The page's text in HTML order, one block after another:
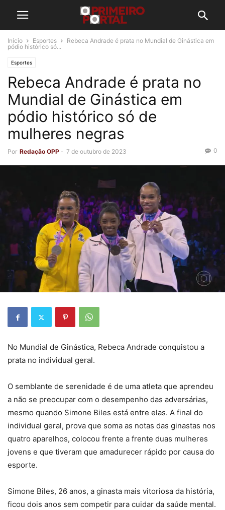
Início Esportes
Rebeca Andrade é prata no Mundial de Ginástica em
pódio histórico só...
Esportes
Rebeca Andrade é prata no
Mundial de Ginástica em
pódio histórico só de
mulheres negras
Por Redação OPP - 7 de outubro de 2023 0
No Mundial de Ginástica, Rebeca Andrade conquistou a
prata no individual geral.
O semblante de serenidade é de uma atleta que aprendeu
a não se preocupar com o desempenho das adversárias,
mesmo quando Simone Biles está entre elas. A final do
individual geral, prova que soma as notas das ginastas nos
quatro aparelhos, colocou frente a frente duas mulheres
jovens e que tiveram que amadurecer rápido por causa do
esporte.
Simone Biles, 26 anos, a ginasta mais vitoriosa da história,
ficou dois anos sem competir para cuidar da saúde mental.